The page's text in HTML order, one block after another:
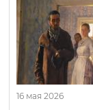
16 мая 2026